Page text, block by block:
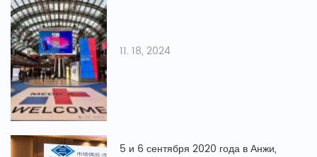
11. 18, 2024
5 и 6 сентября 2020 года в Анжи,